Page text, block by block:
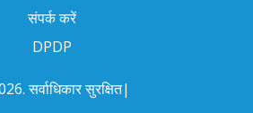
संपर्क करें
DPDP
सर्वाधिकार सुरक्षित|